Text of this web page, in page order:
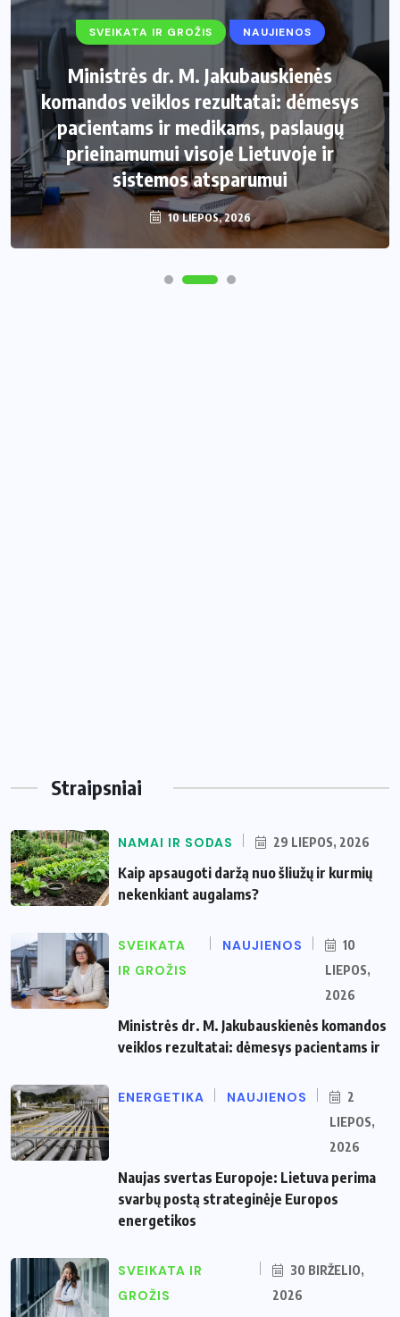
SVEIKATA IR GROŽIS NAUJIENOS
Ministrės dr. M. Jakubauskienės
komandos veiklos rezultatai: dėmesys
pacientams ir medikams, paslaugų
prieinamumui visoje Lietuvoje ir
sistemos atsparumui
10 LIEPOS, 2026
Straipsniai
NAMAI IR SODAS 29 LIEPOS, 2026
Kaip apsaugoti daržą nuo šliužų ir kurmių
nekenkiant augalams?
SVEIKATA
IR GROŽIS
NAUJIENOS
10
LIEPOS,
2026
Ministrės dr. M. Jakubauskienės komandos
veiklos rezultatai: dėmesys pacientams ir
ENERGETIKA NAUJIENOS
2
LIEPOS,
2026
Naujas svertas Europoje: Lietuva perima
svarbų postą strateginėje Europos
energetikos
SVEIKATA IR
GROŽIS
30 BIRŽELIO,
2026